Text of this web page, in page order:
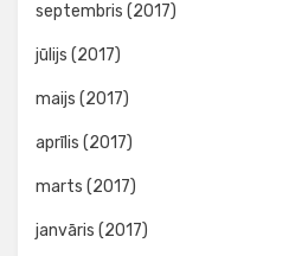
septembris (2017)
jūlijs (2017)
maijs (2017)
aprīlis (2017)
marts (2017)
janvāris (2017)